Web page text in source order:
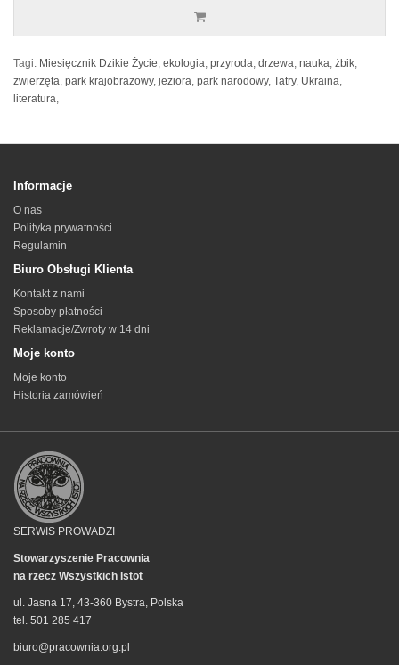
Tagi: Miesięcznik Dzikie Życie, ekologia, przyroda, drzewa, nauka, żbik,
zwierzęta, park krajobrazowy, jeziora, park narodowy, Tatry, Ukraina,
literatura,
Informacje
O nas
Polityka prywatności
Regulamin
Biuro Obsługi Klienta
Kontakt z nami
Sposoby płatności
Reklamacje/Zwroty w 14 dni
Moje konto
Moje konto
Historia zamówień
SERWIS PROWADZI
Stowarzyszenie Pracownia
na rzecz Wszystkich Istot
ul. Jasna 17, 43-360 Bystra, Polska
tel. 501 285 417
biuro@pracownia.org.pl